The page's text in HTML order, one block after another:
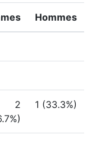
Hommes
2
1 (33.3%)